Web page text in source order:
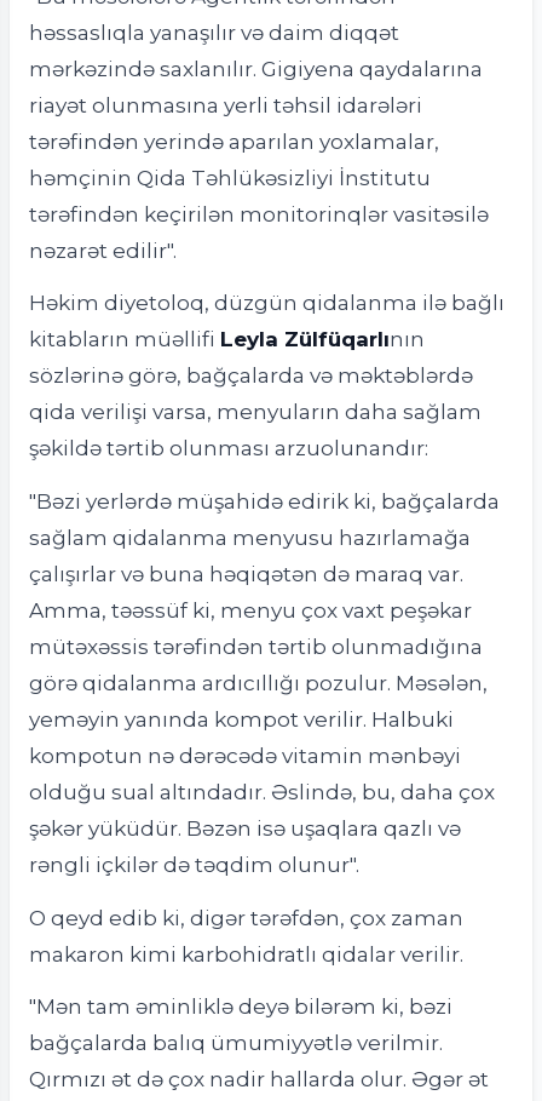
həssaslıqla yanaşılır və daim diqqət
mərkəzində saxlanılır. Gigiyena qaydalarına
riayət olunmasına yerli təhsil idarələri
tərəfindən yerində aparılan yoxlamalar,
həmçinin Qida Təhlükəsizliyi İnstitutu
tərəfindən keçirilən monitorinqlər vasitəsilə
nəzarət edilir".
Həkim diyetoloq, düzgün qidalanma ilə bağlı
kitabların müəllifi Leyla Zülfüqarlının
sözlərinə görə, bağçalarda və məktəblərdə
qida verilişi varsa, menyuların daha sağlam
şəkildə tərtib olunması arzuolunandır:
"Bəzi yerlərdə müşahidə edirik ki, bağçalarda
sağlam qidalanma menyusu hazırlamağa
çalışırlar və buna həqiqətən də maraq var.
Amma, təəssüf ki, menyu çox vaxt peşəkar
mütəxəssis tərəfindən tərtib olunmadığına
görə qidalanma ardıcıllığı pozulur. Məsələn,
yeməyin yanında kompot verilir. Halbuki
kompotun nə dərəcədə vitamin mənbəyi
olduğu sual altındadır. Əslində, bu, daha çox
şəkər yüküdür. Bəzən isə uşaqlara qazlı və
rəngli içkilər də təqdim olunur".
O qeyd edib ki, digər tərəfdən, çox zaman
makaron kimi karbohidratlı qidalar verilir.
"Mən tam əminliklə deyə bilərəm ki, bəzi
bağçalarda balıq ümumiyyətlə verilmir.
Qırmızı ət də çox nadir hallarda olur. Əgər ət